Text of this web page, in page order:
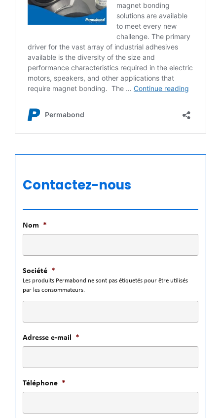
Contactez-nous
Nom *
Société *
Les produits Permabond ne sont pas étiquetés pour être utilisés
par les consommateurs.
Adresse e-mail *
Téléphone *